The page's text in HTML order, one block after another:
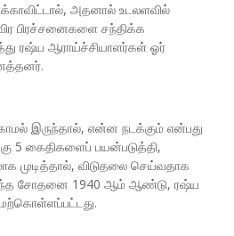
அதனால் உடலளவில்
பிரச்சனைகளை சந்திக்க
ரஷ்ய ஆராய்ச்சியாளர்கள் ஓர்
இருந்தால், என்ன நடக்கும் என்பது
5 கைதிகளைப் பயன்படுத்தி,
முடித்தால், விடுதலை செய்வதாக
சோதனை 1940 ஆம் ஆண்டு, ரஷ்ய